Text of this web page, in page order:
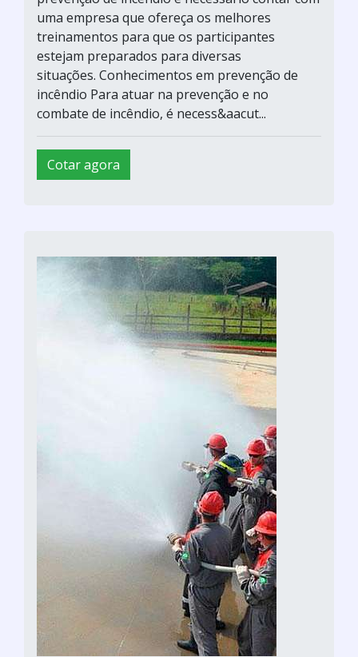
uma empresa que ofereça os melhores
treinamentos para que os participantes
estejam preparados para diversas
situações. Conhecimentos em prevenção de
incêndio Para atuar na prevenção e no
combate de incêndio, é necess&aacut...
Cotar agora